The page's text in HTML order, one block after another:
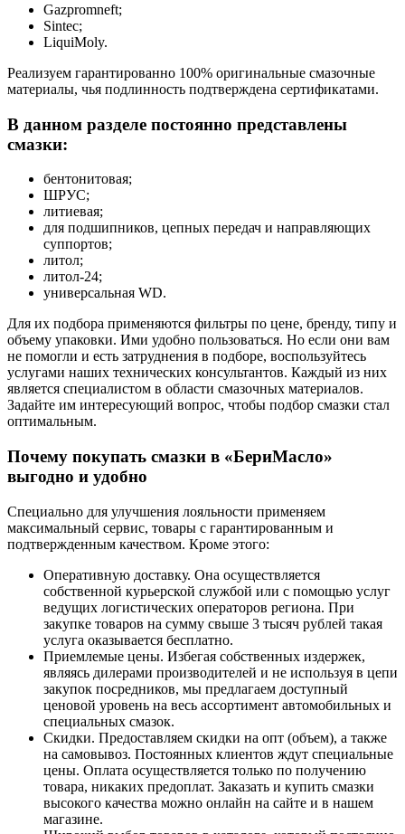
Gazpromneft;
Sintec;
LiquiMoly.
Реализуем гарантированно 100% оригинальные смазочные
материалы, чья подлинность подтверждена сертификатами.
В данном разделе постоянно представлены
смазки:
бентонитовая;
ШРУС;
литиевая;
для подшипников, цепных передач и направляющих
суппортов;
литол;
литол-24;
универсальная WD.
Для их подбора применяются фильтры по цене, бренду, типу и
объему упаковки. Ими удобно пользоваться. Но если они вам
не помогли и есть затруднения в подборе, воспользуйтесь
услугами наших технических консультантов. Каждый из них
является специалистом в области смазочных материалов.
Задайте им интересующий вопрос, чтобы подбор смазки стал
оптимальным.
Почему покупать смазки в «БериМасло»
выгодно и удобно
Специально для улучшения лояльности применяем
максимальный сервис, товары с гарантированным и
подтвержденным качеством. Кроме этого:
Оперативную доставку. Она осуществляется
собственной курьерской службой или с помощью услуг
ведущих логистических операторов региона. При
закупке товаров на сумму свыше 3 тысяч рублей такая
услуга оказывается бесплатно.
Приемлемые цены. Избегая собственных издержек,
являясь дилерами производителей и не используя в цепи
закупок посредников, мы предлагаем доступный
ценовой уровень на весь ассортимент автомобильных и
специальных смазок.
Скидки. Предоставляем скидки на опт (объем), а также
на самовывоз. Постоянных клиентов ждут специальные
цены. Оплата осуществляется только по получению
товара, никаких предоплат. Заказать и купить смазки
высокого качества можно онлайн на сайте и в нашем
магазине.